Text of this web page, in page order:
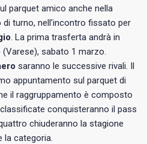
parquet amico anche nella
turno, nell’incontro fissato per
. La prima trasferta andrà in
(Varese), sabato 1 marzo.
saranno le successive rivali. Il
appuntamento sul parquet di
il raggruppamento è composto
conquisteranno il pass
chiuderanno la stagione
la categoria.